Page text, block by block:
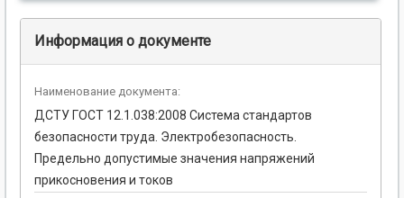
Информация о документе
Наименование документа:
ДСТУ ГОСТ 12.1.038:2008 Система стандартов
безопасности труда. Электробезопасность.
Предельно допустимые значения напряжений
прикосновения и токов